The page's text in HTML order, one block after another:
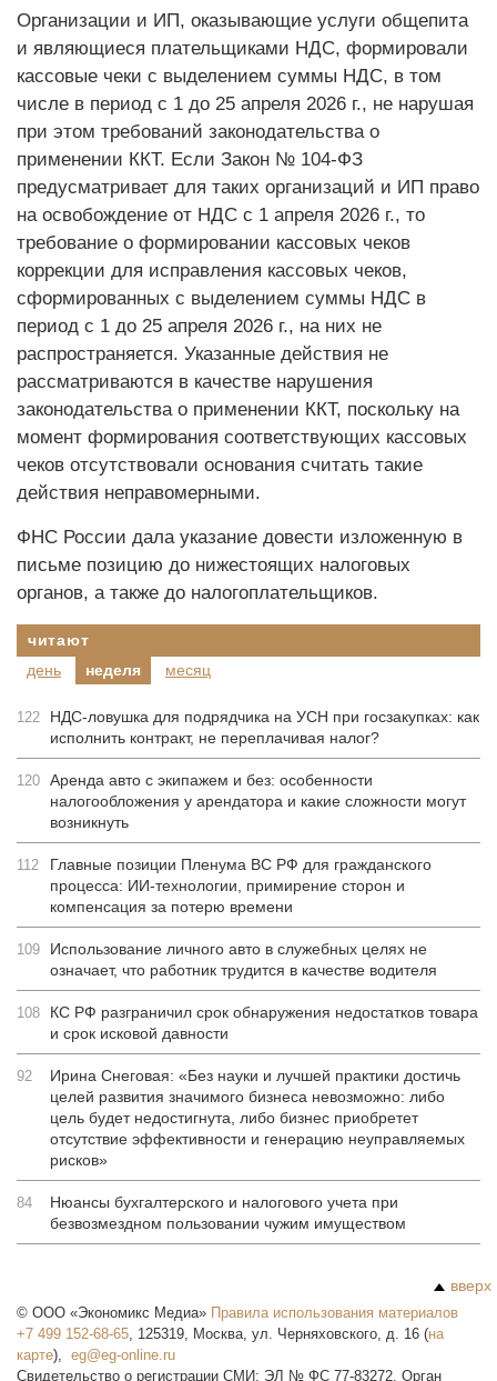
Организации и ИП, оказывающие услуги общепита
и являющиеся плательщиками НДС, формировали
кассовые чеки с выделением суммы НДС, в том
числе в период с 1 до 25 апреля 2026 г., не нарушая
при этом требований законодательства о
применении ККТ. Если Закон № 104-ФЗ
предусматривает для таких организаций и ИП право
на освобождение от НДС с 1 апреля 2026 г., то
требование о формировании кассовых чеков
коррекции для исправления кассовых чеков,
сформированных с выделением суммы НДС в
период с 1 до 25 апреля 2026 г., на них не
распространяется. Указанные действия не
рассматриваются в качестве нарушения
законодательства о применении ККТ, поскольку на
момент формирования соответствующих кассовых
чеков отсутствовали основания считать такие
действия неправомерными.
ФНС России дала указание довести изложенную в
письме позицию до нижестоящих налоговых
органов, а также до налогоплательщиков.
читают
день
неделя месяц
122
НДС-ловушка для подрядчика на УСН при госзакупках: как
исполнить контракт, не переплачивая налог?
120 Аренда авто с экипажем и без: особенности
налогообложения у арендатора и какие сложности могут
возникнуть
112
Главные позиции Пленума ВС РФ для гражданского
процесса: ИИ-технологии, примирение сторон и
компенсация за потерю времени
109
Использование личного авто в служебных целях не
означает, что работник трудится в качестве водителя
108
КС РФ разграничил срок обнаружения недостатков товара
и срок исковой давности
92
Ирина Снеговая: «Без науки и лучшей практики достичь
целей развития значимого бизнеса невозможно: либо
цель будет недостигнута, либо бизнес приобретет
отсутствие эффективности и генерацию неуправляемых
рисков»
84
Нюансы бухгалтерского и налогового учета при
безвозмездном пользовании чужим имуществом
вверх
© ООО «Экономикс Медиа» Правила использования материалов
+7 499 152-68-65, 125319, Москва, ул. Черняховского, д. 16 (на
карте),
Свидетельство о регистрации СМИ: ЭЛ № ФС 77-83272. Орган